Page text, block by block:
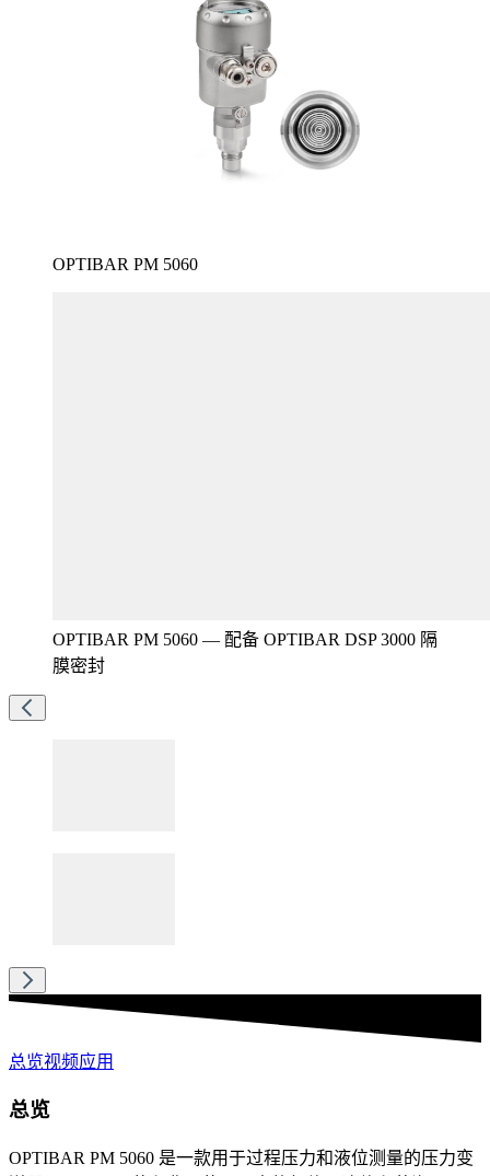
OPTIBAR PM 5060
OPTIBAR PM 5060 — 配备 OPTIBAR DSP 3000 隔
膜密封
总览视频应用
总览
OPTIBAR PM 5060 是一款用于过程压力和液位测量的压力变